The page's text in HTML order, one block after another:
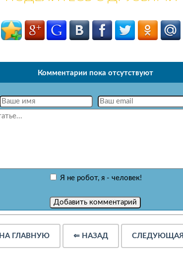
Комментарии пока отсутствуют
Я не робот, я - человек!
НА ГЛАВНУЮ ⇐ НАЗАД СЛЕДУЮЩАЯ